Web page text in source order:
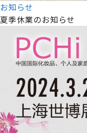
お知らせ
夏季休業のお知らせ